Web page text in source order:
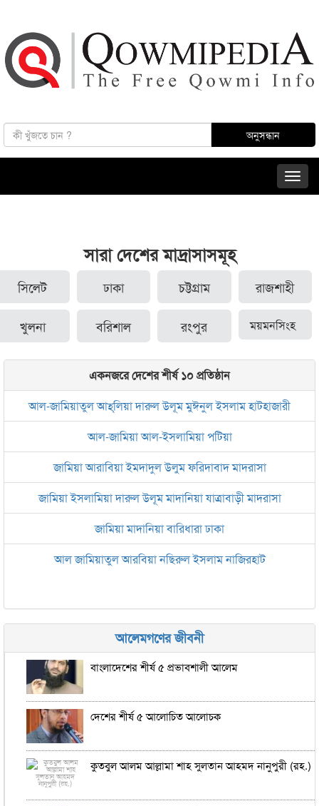
সারা দেশের মাদ্রাসাসমূহ
সিলেট ঢাকা চট্টগ্রাম রাজশাহী
খুলনা বরিশাল রংপুর ময়মনসিংহ
একনজরে দেশের শীর্ষ ১০ প্রতিষ্ঠান
আল-জামিয়াতুল আহ্‌লিয়া দারুল উলূম মুঈনুল ইসলাম হাটহাজারী
আল-জামিয়া আল-ইসলামিয়া পটিয়া
জামিয়া আরাবিয়া ইমদাদুল উলুম ফরিদাবাদ মাদরাসা
জামিয়া ইসলামিয়া দারুল উলূম মাদানিয়া যাত্রাবাড়ী মাদরাসা
জামিয়া মাদানিয়া বারিধারা ঢাকা
আল জামিয়াতুল আরবিয়া নছিরুল ইসলাম নাজিরহাট
ইসলামিক রিসার্চ সেন্টার বাংলাদেশ বসুন্ধরা
জামেয়া আরাবিয়া রহমানিয়া, ঢাকা
আলেমগণের জীবনী
বাংলাদেশের শীর্ষ ৫ প্রভাবশালী আলেম
দেশের শীর্ষ ৫ আলোচিত আলোচক
কুতবুল আলম আল্লামা শাহ সুলতান আহমদ নানুপুরী (রহ.)